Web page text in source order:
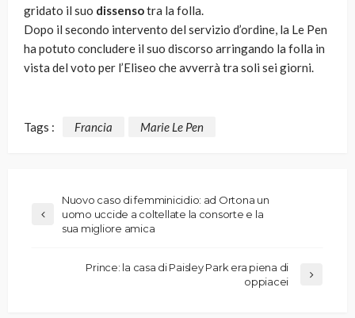
gridato il suo dissensotra la folla.
Dopo il secondo intervento del servizio d’ordine, la Le Pen
ha potuto concludere il suo discorso arringando la folla in
vista del voto per l’Eliseo che avverrà tra soli sei giorni.
Tags : Francia Marie Le Pen
Nuovo caso di femminicidio: ad Ortona un
uomo uccide a coltellate la consorte e la
sua migliore amica
Prince: la casa di Paisley Park era piena di
oppiacei